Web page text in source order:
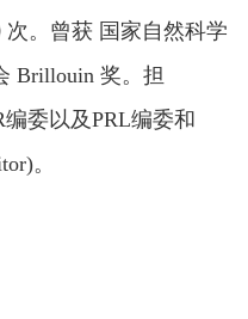
次。曾获 国家自然科学
Brillouin 奖。担
编委以及PRL编委和
。